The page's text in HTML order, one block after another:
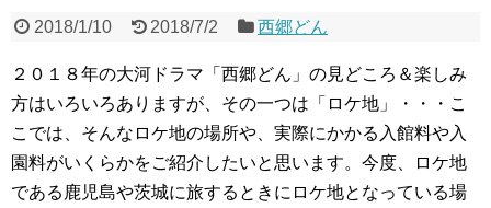
2018/1/10 2018/7/2 西郷どん
２０１８年の大河ドラマ「西郷どん」の見どころ＆楽しみ
方はいろいろありますが、その一つは「ロケ地」・・・こ
こでは、そんなロケ地の場所や、実際にかかる入館料や入
園料がいくらかをご紹介したいと思います。今度、ロケ地
である鹿児島や茨城に旅するときにロケ地となっている場